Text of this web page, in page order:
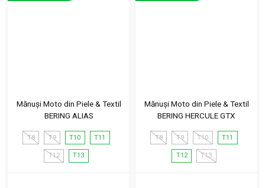
Mănuși Moto din Piele & Textil
BERING ALIAS
T8 T9 T10 T11
T12 T13
Mănuși Moto din Piele & Textil
BERING HERCULE GTX
T8 T9 T10 T11
T12 T13